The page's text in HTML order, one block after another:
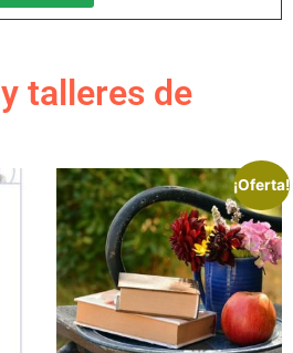
talleres de
¡Oferta!